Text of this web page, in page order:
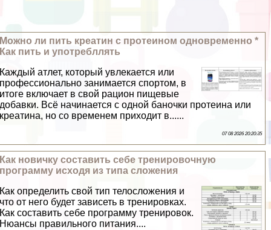
Можно ли пить креатин с протеином одновременно *
Как пить и употрeбллять
Каждый атлет, который увлекается или
профессионально занимается спортом, в
итоге включает в свой рацион пищевые
добавки. Всё начинается с одной баночки протеина или
креатина, но со временем приходит в......
07 08 2026 20:20:35
Как новичку составить себе тренировочную
программу исходя из типа сложения
Как определить свой тип телосложения и
что от него будет зависеть в тренировках.
Как составить себе программу тренировок.
Нюансы правильного питания....